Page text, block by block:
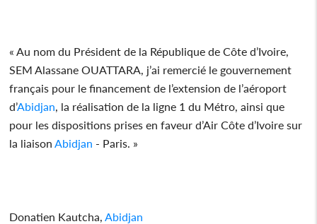
« Au nom du Président de la République de Côte d’Ivoire,
SEM Alassane OUATTARA, j’ai remercié le gouvernement
français pour le financement de l’extension de l’aéroport
d’Abidjan , la réalisation de la ligne 1 du Métro, ainsi que
pour les dispositions prises en faveur d’Air Côte d’Ivoire sur
la liaison Abidjan - Paris. »
Donatien Kautcha, Abidjan